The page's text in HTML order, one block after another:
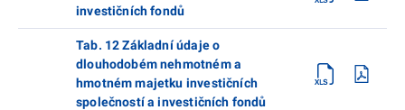
investičních fondů
Tab. 12 Základní údaje o
dlouhodobém nehmotném a
hmotném majetku investičních
společností a investičních fondů